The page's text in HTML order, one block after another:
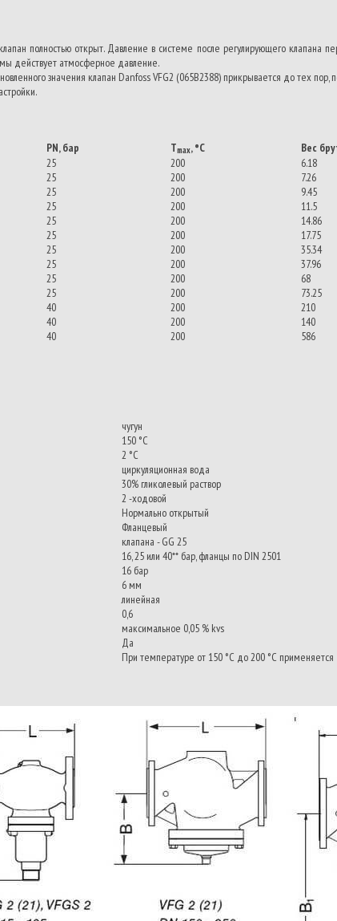
полностью открыт. Давление в системе после регулирующего
действует атмосферное давление.
значения клапан Danfoss VFG2 (065B2388) прикрывается до тех
PN, бар Tmax, °C Вес
25 200 6.18
25 200 7.26
25 200 9.45
25 200 11.5
25 200 14.86
25 200 17.75
25 200 35.34
25 200 37.96
25 200 68
25 200 73.25
40 200 210
40 200 140
40 200 586
чугун
150 °C
2 °C
циркуляционная вода
30% гликолевый раствор
2 -ходовой
Нормально открытый
Фланцевый
клапана - GG 25
16, 25 или 40** бар, фланцы по DIN 2501
16 бар
6 мм
линейная
0,6
максимальное 0,05 % kvs
Да
При температуре от 150 °C до 200 °C применяется